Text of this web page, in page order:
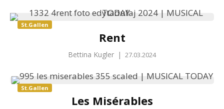
St.Gallen
Rent
Bettina Kugler | 27.03.2024
St.Gallen
Les Misérables